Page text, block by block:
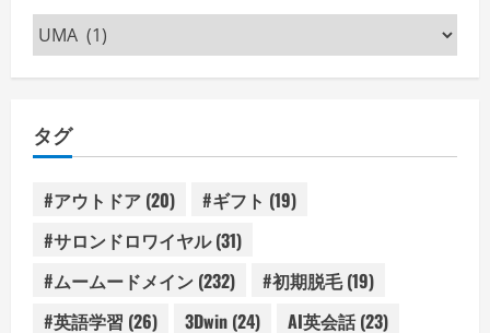
カ
テ
ー
タグ
#アウトドア (20) #ギフト (19)
#サロンドロワイヤル(31)
#ムームードメイン (232) #初期脱毛(19)
#英語学習 (26) 3Dwin (24) AI英会話(23)